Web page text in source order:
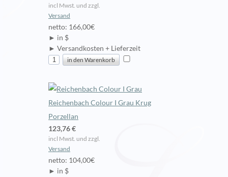
incl Mwst. und zzgl.
Versand
netto: 166,00€
► in $
► Versandkosten + Lieferzeit
Reichenbach Colour I Grau Krug
Porzellan
123,76 €
incl Mwst. und zzgl.
Versand
netto: 104,00€
► in $